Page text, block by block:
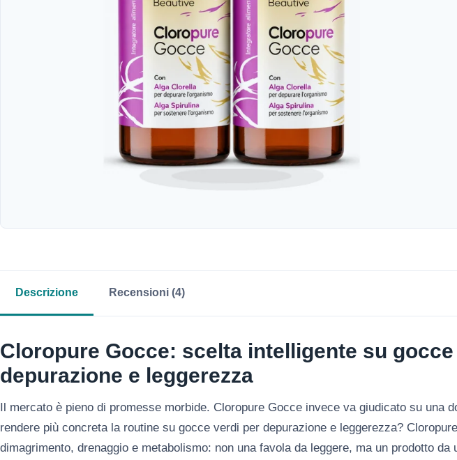
Descrizione Recensioni (4)
Cloropure Gocce: scelta intelligente su
depurazione e leggerezza
Il mercato è pieno di promesse morbide. Cloropure Gocce invece va giudicato su una
rendere più concreta la routine su gocce verdi per depurazione e leggerezza?
dimagrimento, drenaggio e metabolismo: non una favola da leggere, ma un prodotto da